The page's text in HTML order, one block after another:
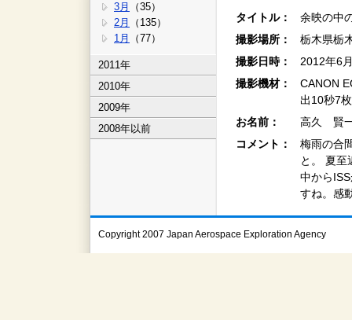
3月
（35）
2月
（135）
1月
（77）
2011年
2010年
2009年
2008年以前
タイトル：
余映の中
撮影場所：
栃木県栃
撮影日時：
2012年6
撮影機材：
CANON
出10秒7
お名前：
高久 賢
コメント：
梅雨の合
と。 夏至
中から
すね。感
Copyright 2007 Japan Aerospace Exploration Agency